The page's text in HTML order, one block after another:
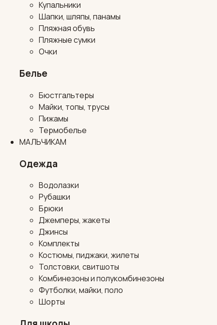
Купальники
Шапки, шляпы, панамы
Пляжная обувь
Пляжные сумки
Очки
Белье
Бюстгальтеры
Майки, топы, трусы
Пижамы
Термобелье
МАЛЬЧИКАМ
Одежда
Водолазки
Рубашки
Брюки
Джемперы, жакеты
Джинсы
Комплекты
Костюмы, пиджаки, жилеты
Толстовки, свитшоты
Комбинезоны и полукомбинезоны
Футболки, майки, поло
Шорты